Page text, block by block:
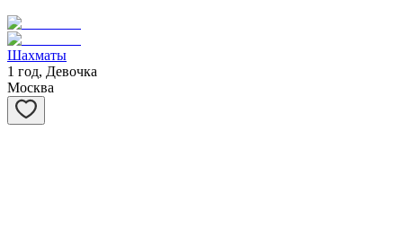
Шахматы
1 год, Девочка
Москва